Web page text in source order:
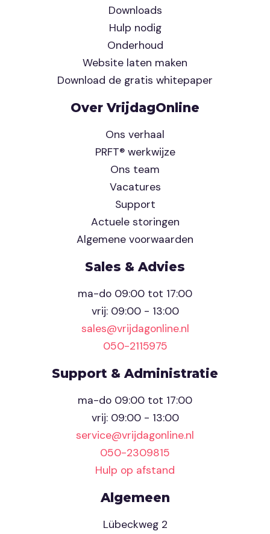
Downloads
Hulp nodig
Onderhoud
Website laten maken
Download de gratis whitepaper
Over VrijdagOnline
Ons verhaal
PRFT® werkwijze
Ons team
Vacatures
Support
Actuele storingen
Algemene voorwaarden
Sales & Advies
ma-do 09:00 tot 17:00
vrij: 09:00 - 13:00
sales@vrijdagonline.nl
050-2115975
Support & Administratie
ma-do 09:00 tot 17:00
vrij: 09:00 - 13:00
service@vrijdagonline.nl
050-2309815
Hulp op afstand
Algemeen
Lübeckweg 2